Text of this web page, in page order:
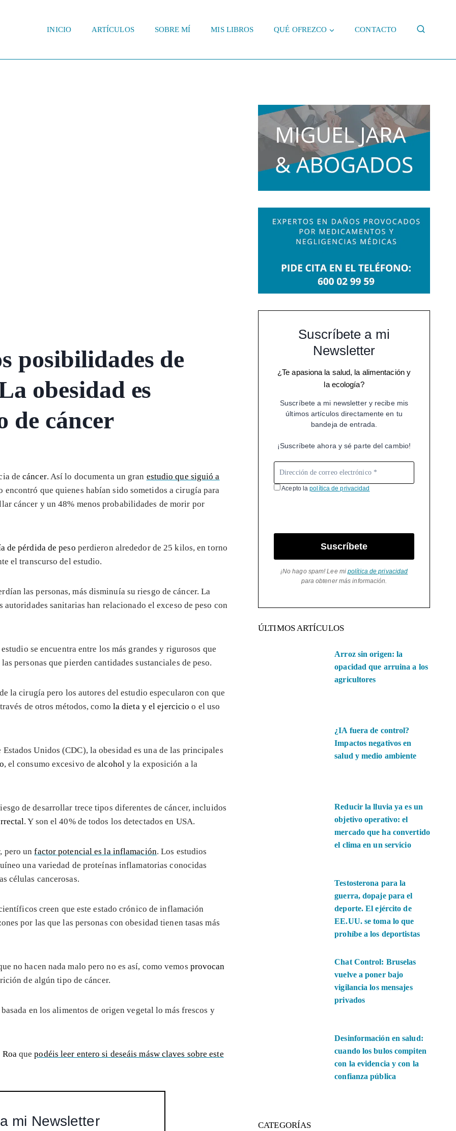
INICIO ARTÍCULOS SOBRE MÍ MIS LIBROS QUÉ OFREZCO CONTACTO
posibilidades de
obesidad es
de cáncer
decáncer. Así lo documenta un gran estudio que siguió a
encontró que quienes habían sido sometidos a cirugía para
cáncer y un 48% menos probabilidades de morir por
de pérdida de peso perdieron alrededor de 25 kilos, en torno
el transcurso del estudio.
las personas, más disminuía su riesgo de cáncer. La
autoridades sanitarias han relacionado el exceso de peso con
se encuentra entre los más grandes y rigurosos que
las personas que pierden cantidades sustanciales de peso.
la cirugía pero los autores del estudio especularon con que
de otros métodos, como la dieta y el ejercicio o el uso
Unidos (CDC), la obesidad es una de las principales
, el consumo excesivo dealcoholy la exposición a la
de desarrollar trece tipos diferentes de cáncer, incluidos
. Y son el 40% de todos los detectados en USA.
pero unfactor potencial es la inflamación. Los estudios
una variedad de proteínas inflamatorias conocidas
células cancerosas.
creen que este estado crónico de inflamación
por las que las personas con obesidad tienen tasas más
no hacen nada malo pero no es así, como vemos provocan
de algún tipo de cáncer.
en los alimentos de origen vegetal lo más frescos y
Roaquepodéis leer entero si deseáis másw claves sobre este
mi Newsletter
Suscríbete a mi
Newsletter
¿Te apasiona la salud, la alimentación y
la ecología?
Suscríbete a mi newsletter y recibe mis
últimos artículos directamente en tu
bandeja de entrada.
¡Suscríbete ahora y sé parte del cambio!
Acepto lapolítica de privacidad
Suscríbete
¡No hago spam! Lee mipolítica de privacidad
para obtener más información.
ÚLTIMOS ARTÍCULOS
Arroz sin origen: la
opacidad que arruina a los
agricultores
¿IA fuera de control?
Impactos negativos en
salud y medio ambiente
Reducir la lluvia ya es un
objetivo operativo: el
mercado que ha convertido
el clima en un servicio
Testosterona para la
guerra, dopaje para el
deporte. El ejército de
EE.UU. se toma lo que
prohíbe a los deportistas
Chat Control: Bruselas
vuelve a poner bajo
vigilancia los mensajes
privados
Desinformación en salud:
cuando los bulos compiten
con la evidencia y con la
confianza pública
CATEGORÍAS